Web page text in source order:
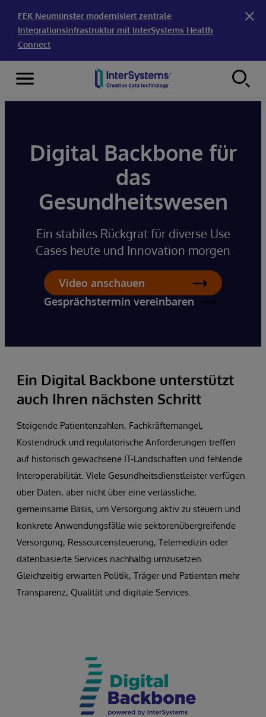
FEK Neumünster modernisiert zentrale
Integrationsinfrastruktur mit InterSystems Health
Connect
Skip to content
Menu
Digital Backbone für
das
Gesundheitswesen
Ein stabiles Rückgrat für diverse Use
Cases heute und Innovation morgen
Video anschauen
Gesprächstermin vereinbaren
Ein Digital Backbone unterstützt
auch Ihren nächsten Schritt
Steigende Patientenzahlen, Fachkräftemangel,
Kostendruck und regulatorische Anforderungen treffen
auf historisch gewachsene IT-Landschaften und fehlende
Interoperabilität. Viele Gesundheitsdienstleister verfügen
über Daten, aber nicht über eine verlässliche,
gemeinsame Basis, um Versorgung aktiv zu steuern und
konkrete Anwendungsfälle wie sektorenübergreifende
Versorgung, Ressourcensteuerung, Telemedizin oder
datenbasierte Services nachhaltig umzusetzen.
Gleichzeitig erwarten Politik, Träger und Patienten mehr
Transparenz, Qualität und digitale Services.